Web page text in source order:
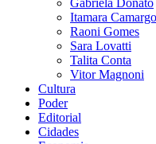
Gabriela Donato
Itamara Camargo
Raoni Gomes
Sara Lovatti
Talita Conta
Vitor Magnoni
Cultura
Poder
Editorial
Cidades